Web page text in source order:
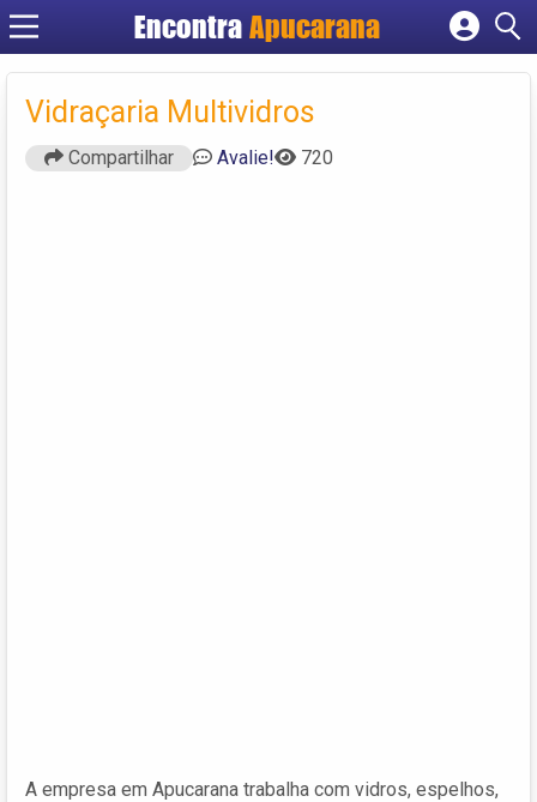
Encontra Apucarana
Cadastrar empresa
Criar conta
Vidraçaria Multividros
Compartilhar Avalie! 720
A empresa em Apucarana trabalha com vidros, espelhos,